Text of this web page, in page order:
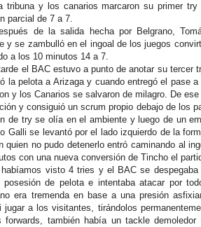
tribuna y los canarios marcaron su primer
parcial de 7 a 7.
de la salida hecha por Belgrano,
y se zambulló en el ingoal de los juegos
a los 10 minutos 14 a 7.
el BAC estuvo a punto de anotar su tercer
la pelota a Arizaga y cuando entregó el pase
y los Canarios se salvaron de milagro. De
y consiguió un scrum propio debajo de los
de try se olía en el ambiente y luego de un
Galli se levantó por el lado izquierdo de la
quien no pudo detenerlo entró caminando al
con una nueva conversión de Tincho el
visto 4 tries y el BAC se
de pelota e intentaba atacar por
era tremenda en base a una presión
jugar a los visitantes, tirándolos
también había un tackle